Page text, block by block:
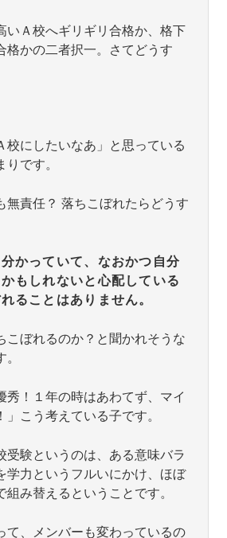
いＡ校へギリギリ合格か、格下
格かの二者択一。さてどうす
校にしたいなあ」と思っている
です。
無責任？ 落ちこぼれたらどうす
かっていて、なおかつ自分
もしれないと心配している
ることはありません。
こぼれるのか？と聞かれそうな
秀！１年の時はあわてず、マイ
こう考えている子です。
受験というのは、ある意味バラ
学力というフルいにかけ、ほぼ
組み替えるということです。
て、メンバーも変わっているの